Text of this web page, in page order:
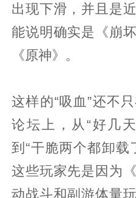
出现下滑，并且是
能说明确实是《崩
《原神》。
这样的“吸血”还不
论坛上，从“好几
到“干脆两个都卸载
这些玩家先是因为
动战斗和副游体量